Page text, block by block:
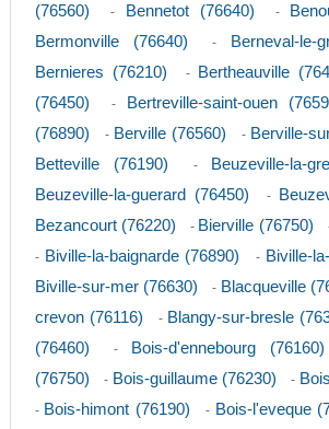
(76560)
- Bennetot (76640) -
Bermonville (76640) - Berneval-le-
Bernieres (76210) - Bertheauville
(76450)
- Bertreville-saint-ouen
(76890)
- Berville (76560) - Berville-
Betteville (76190) - Beuzeville-la-
Beuzeville-la-guerard (76450) -
Bezancourt (76220) - Bierville (76750)
- Biville-la-baignarde (76890) - Biville-
Biville-sur-mer (76630) - Blacqueville
crevon (76116)
- Blangy-sur-bresle
(76460)
- Bois-d'ennebourg (76160)
(76750)
- Bois-guillaume (76230) -
- Bois-himont (76190) - Bois-l'eveque